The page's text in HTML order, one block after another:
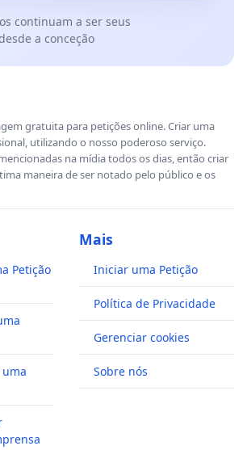
continuam a ser seus
a conceção
gratuita para petições online. Criar uma
utilizando o nosso poderoso serviço.
na mídia todos os dias, então criar
maneira de ser notado pelo público e os
Petição
Mais
Iniciar uma Petição
Política de Privacidade
Gerenciar cookies
Sobre nós